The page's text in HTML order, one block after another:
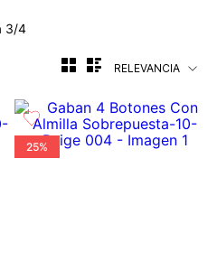
3/4
RELEVANCIA
25%